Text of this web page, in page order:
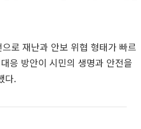
로 재난과 안보 위협 형태가 빠르
응 방안이 시민의 생명과 안전을
다.